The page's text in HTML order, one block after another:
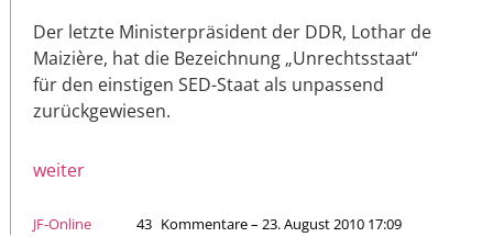
Der letzte Ministerpräsident der DDR, Lothar de
Maizière, hat die Bezeichnung „Unrechtsstaat“
für den einstigen SED-Staat als unpassend
zurückgewiesen.
weiter
JF-Online 43 Kommentare – 23. August 2010 17:09